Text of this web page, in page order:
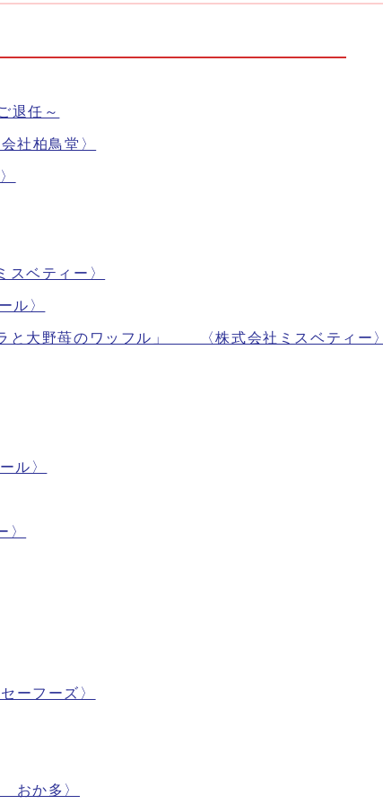
退任～
社柏鳥堂〉
ベティー〉
ル〉
と大野苺のワッフル」 〈株式会社ミスベティー〉
ル〉
ーフーズ〉
か多〉